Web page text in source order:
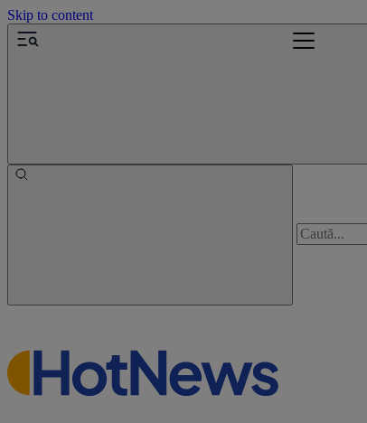
Skip to content